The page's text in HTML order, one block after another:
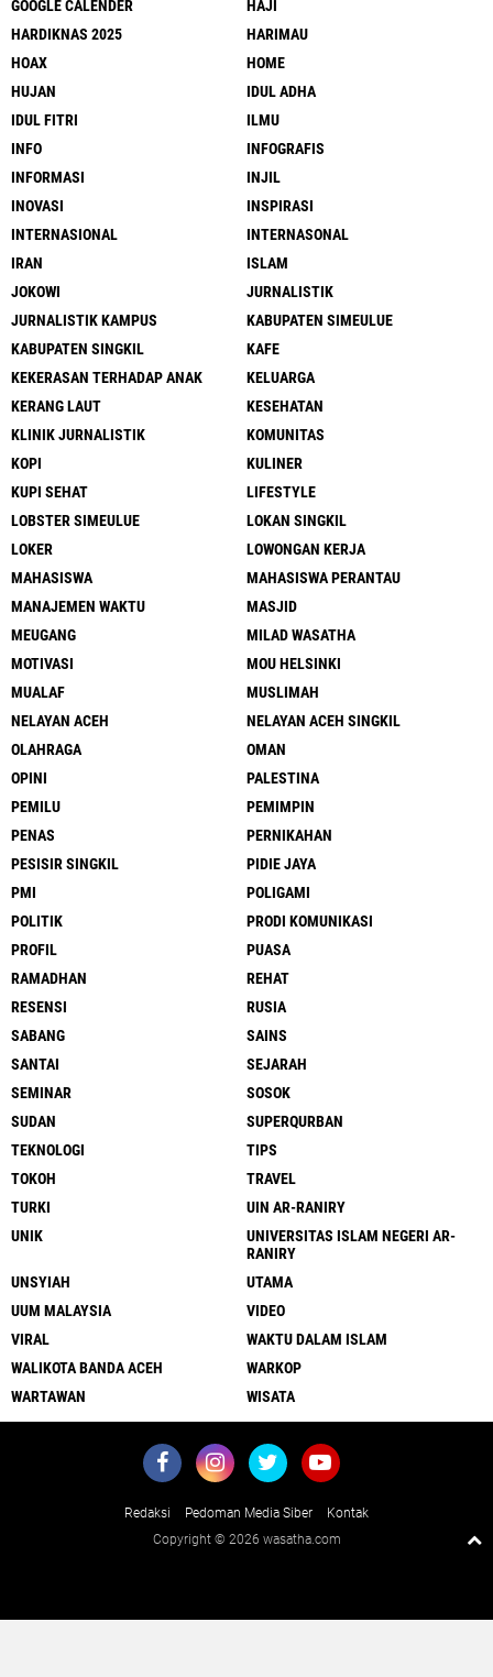
GOOGLE CALENDER
HAJI
HARDIKNAS 2025
HARIMAU
HOAX
HOME
HUJAN
IDUL ADHA
IDUL FITRI
ILMU
INFO
INFOGRAFIS
INFORMASI
INJIL
INOVASI
INSPIRASI
INTERNASIONAL
INTERNASONAL
IRAN
ISLAM
JOKOWI
JURNALISTIK
JURNALISTIK KAMPUS
KABUPATEN SIMEULUE
KABUPATEN SINGKIL
KAFE
KEKERASAN TERHADAP ANAK
KELUARGA
KERANG LAUT
KESEHATAN
KLINIK JURNALISTIK
KOMUNITAS
KOPI
KULINER
KUPI SEHAT
LIFESTYLE
LOBSTER SIMEULUE
LOKAN SINGKIL
LOKER
LOWONGAN KERJA
MAHASISWA
MAHASISWA PERANTAU
MANAJEMEN WAKTU
MASJID
MEUGANG
MILAD WASATHA
MOTIVASI
MOU HELSINKI
MUALAF
MUSLIMAH
NELAYAN ACEH
NELAYAN ACEH SINGKIL
OLAHRAGA
OMAN
OPINI
PALESTINA
PEMILU
PEMIMPIN
PENAS
PERNIKAHAN
PESISIR SINGKIL
PIDIE JAYA
PMI
POLIGAMI
POLITIK
PRODI KOMUNIKASI
PROFIL
PUASA
RAMADHAN
REHAT
RESENSI
RUSIA
SABANG
SAINS
SANTAI
SEJARAH
SEMINAR
SOSOK
SUDAN
SUPERQURBAN
TEKNOLOGI
TIPS
TOKOH
TRAVEL
TURKI
UIN AR-RANIRY
UNIK
UNIVERSITAS ISLAM NEGERI AR-
RANIRY
UNSYIAH
UTAMA
UUM MALAYSIA
VIDEO
VIRAL
WAKTU DALAM ISLAM
WALIKOTA BANDA ACEH
WARKOP
WARTAWAN
WISATA
Redaksi Pedoman Media Siber
Kontak
Copyright © 2026 wasatha.com